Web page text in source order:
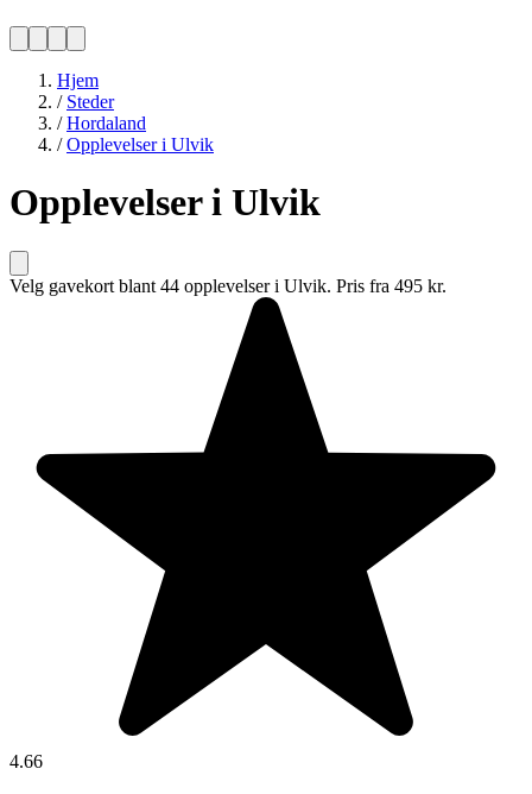
Hjem
/ Steder
/Hordaland
/Opplevelser i Ulvik
Opplevelser i Ulvik
Velg gavekort blant 44 opplevelser i Ulvik. Pris fra 495 kr.
4.66